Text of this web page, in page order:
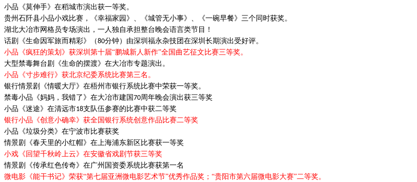
小品 《莫伸手》在稻城市演出获一等奖。
贵州石阡县小品小戏比赛，《幸福家园》、《城管无小事》、《一碗早餐》三个同时获奖。
湖北大冶市网格员专场演出，一人独自承担整台晚会语言类节目！
话剧《生命因军旅而精彩》（80分钟）由深圳福永杂技团在深圳长期演出受好评。
小品《疯狂的策划》获深圳第十届“鹏城新人新作”全国曲艺征文比赛三等奖。
大型禁毒舞台剧《生命的摆渡》 在大冶市专题演出。
小品《寸步难行》获北京纪委系统比赛第三名。
银行情景剧《情暖大厅》在梧州市银行系统比赛中荣获一等奖。
禁毒小品《妈妈，我错了》在大冶市建国70周年晚会演出获三等奖
小品《迷途》在清远市18支队伍参赛的比赛中获二等奖
银行小品《创意小确幸》获全国银行系统创意作品比赛二等奖
小品《垃圾分类》在宁波市比赛获奖
情景剧
《春天里的小红帽》在上海浦东新区比赛获一等奖
小戏《回望千秋岭上云》在安徽省戏剧节获三等奖
情景剧《传承红色传奇》在广州国资委系统比赛获第一名
微电影《能干书记》荣获“第七届亚洲微电影艺术节”优秀作品奖；“贵阳市第六届微电影大赛”二等奖。